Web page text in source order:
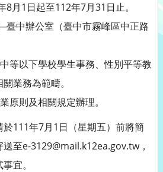
月1日起至112年7月31日止。
臺中辦公室（臺中市霧峰區中正路
等以下學校學生事務、性別平等教
業務為範疇。
原則及相關規定辦理。
111年7月1日（星期五）前將簡
至e-3129@mail.k12ea.gov.tw，
宜。